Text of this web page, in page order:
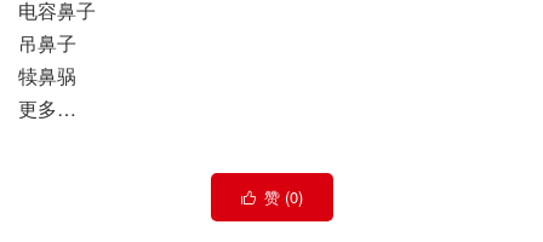
电容鼻子
吊鼻子
犊鼻䯄
更多…
 赞 (0)